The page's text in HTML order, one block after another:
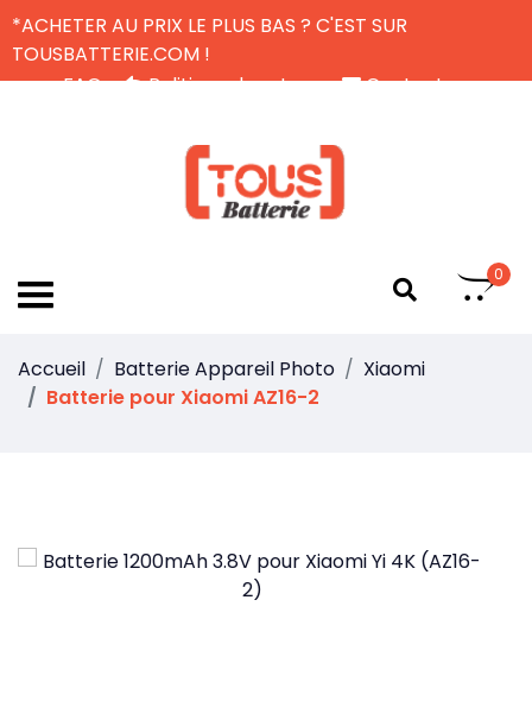
*ACHETER AU PRIX LE PLUS BAS ? C'EST SUR
TOUSBATTERIE.COM !
FAQ
Politique de retour
Contactez-nous
0
Accueil Batterie Appareil Photo
Xiaomi
Batterie pour Xiaomi AZ16-2